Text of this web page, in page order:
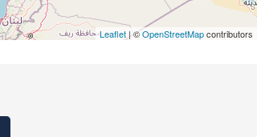
Leaflet | ©OpenStreetMapcontributors